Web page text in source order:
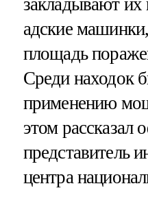
закладывают их
адские
площадь
Среди находок
применению
этом рассказал
представитель
центра